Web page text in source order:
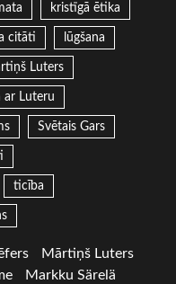
kristīgā ētika
citāti lūgšana
Luters
ar Luteru
Svētais Gars
ticība
Mārtiņš Luters
Markku Särelä